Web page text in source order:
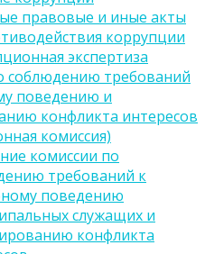
правовые и иные акты
коррупции
экспертиза
соблюдению требований
поведению и
конфликта интересов
комиссия)
комиссии по
требований к
поведению
служащих и
конфликта